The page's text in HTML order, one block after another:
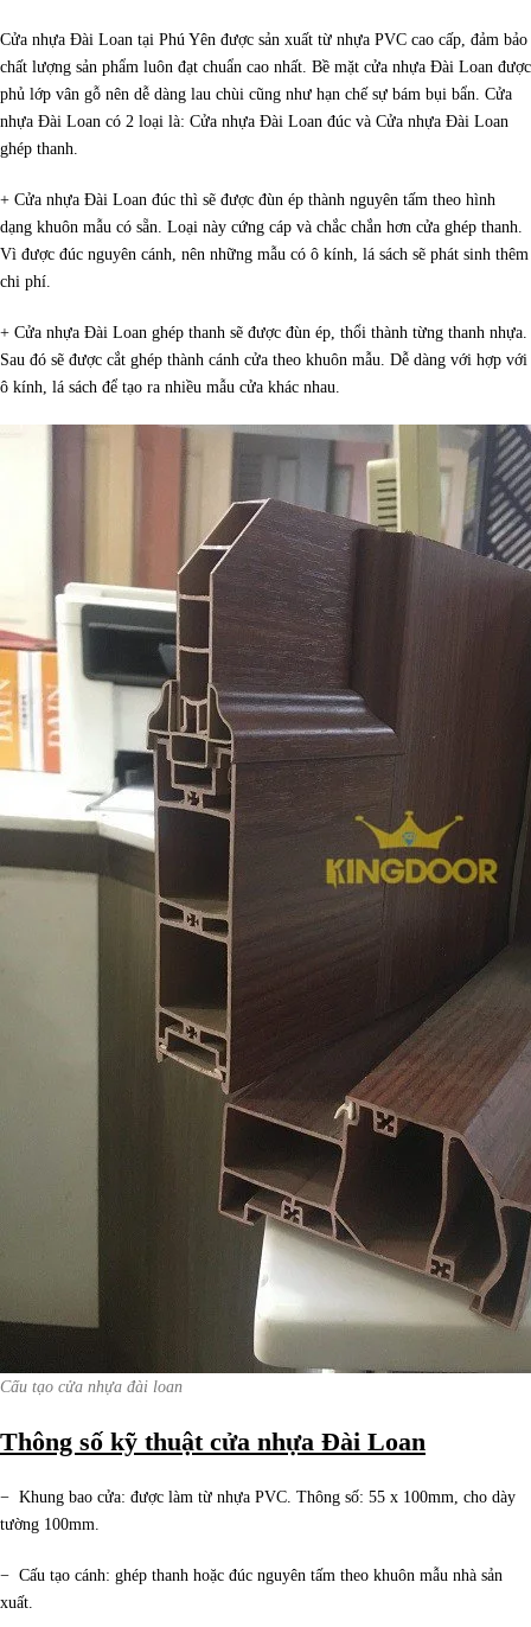
Cửa nhựa Đài Loan tại Phú Yên được sản xuất từ nhựa PVC cao cấp, đảm bảo
chất lượng sản phẩm luôn đạt chuẩn cao nhất. Bề mặt cửa nhựa Đài Loan được
phủ lớp vân gỗ nên dễ dàng lau chùi cũng như hạn chế sự bám bụi bẩn. Cửa
nhựa Đài Loan có 2 loại là: Cửa nhựa Đài Loan đúc và Cửa nhựa Đài Loan
ghép thanh.
+ Cửa nhựa Đài Loan đúc thì sẽ được đùn ép thành nguyên tấm theo hình
dạng khuôn mẫu có sẵn. Loại này cứng cáp và chắc chắn hơn cửa ghép thanh.
Vì được đúc nguyên cánh, nên những mẫu có ô kính, lá sách sẽ phát sinh thêm
chi phí.
+ Cửa nhựa Đài Loan ghép thanh sẽ được đùn ép, thổi thành từng thanh nhựa.
Sau đó sẽ được cắt ghép thành cánh cửa theo khuôn mẫu. Dễ dàng với hợp với
ô kính, lá sách để tạo ra nhiều mẫu cửa khác nhau.
Cấu tạo cửa nhựa đài loan
Thông số kỹ thuật cửa nhựa Đài Loan
− Khung bao cửa: được làm từ nhựa PVC. Thông số: 55 x 100mm, cho dày
tường 100mm.
− Cấu tạo cánh: ghép thanh hoặc đúc nguyên tấm theo khuôn mẫu nhà sản
xuất.